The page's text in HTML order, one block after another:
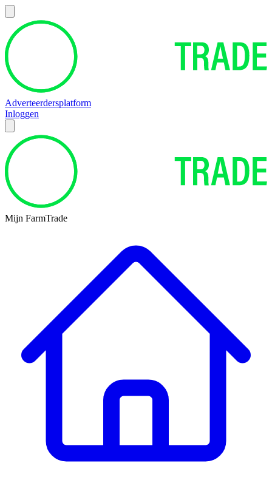
Adverteerdersplatform
Inloggen
Mijn FarmTrade